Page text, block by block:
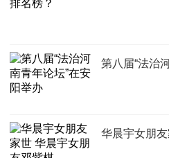
第八届“法治
华晨宇女朋